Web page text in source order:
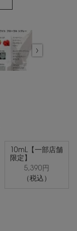
選択済み
10mL【一部店舗
限定】
5,390円
（税込）
, 3/4